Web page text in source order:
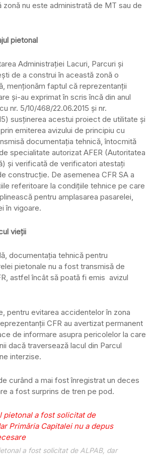
zonă nu este administrată de MT sau de
pietonal
Administraţiei Lacuri, Parcuri şi
de a construi în această zonă o
menționăm faptul că reprezentanții
şi-au exprimat în scris încă din anul
nr. 5/10/468/22.06.2015 şi nr.
susţinerea acestui proiect de utilitate și
emiterea avizului de principiu cu
documentaţia tehnică, întocmită
specialitate autorizat AFER (Autoritatea
şi verificată de verificatori atestaţi
construcţie. De asemenea CFR SA a
referitoare la condițiile tehnice pe care
pentru amplasarea pasarelei,
în vigoare.
vieții
documentația tehnică pentru
pietonale nu a fost transmisă de
astfel încât să poată fi emis avizul
pentru evitarea accidentelor în zona
CFR au avertizat permanent
de informare asupra pericolelor la care
dacă traversează lacul din Parcul
interzise.
curând a mai fost înregistrat un deces
a fost surprins de tren pe pod.
a fost solicitat de ALPAB, dar